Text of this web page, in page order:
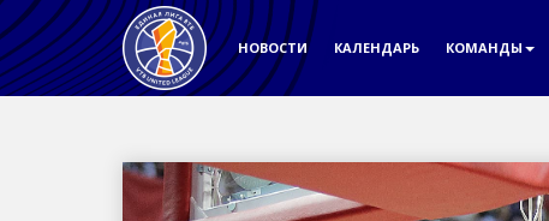
НОВОСТИ КАЛЕНДАРЬ КОМАНДЫ